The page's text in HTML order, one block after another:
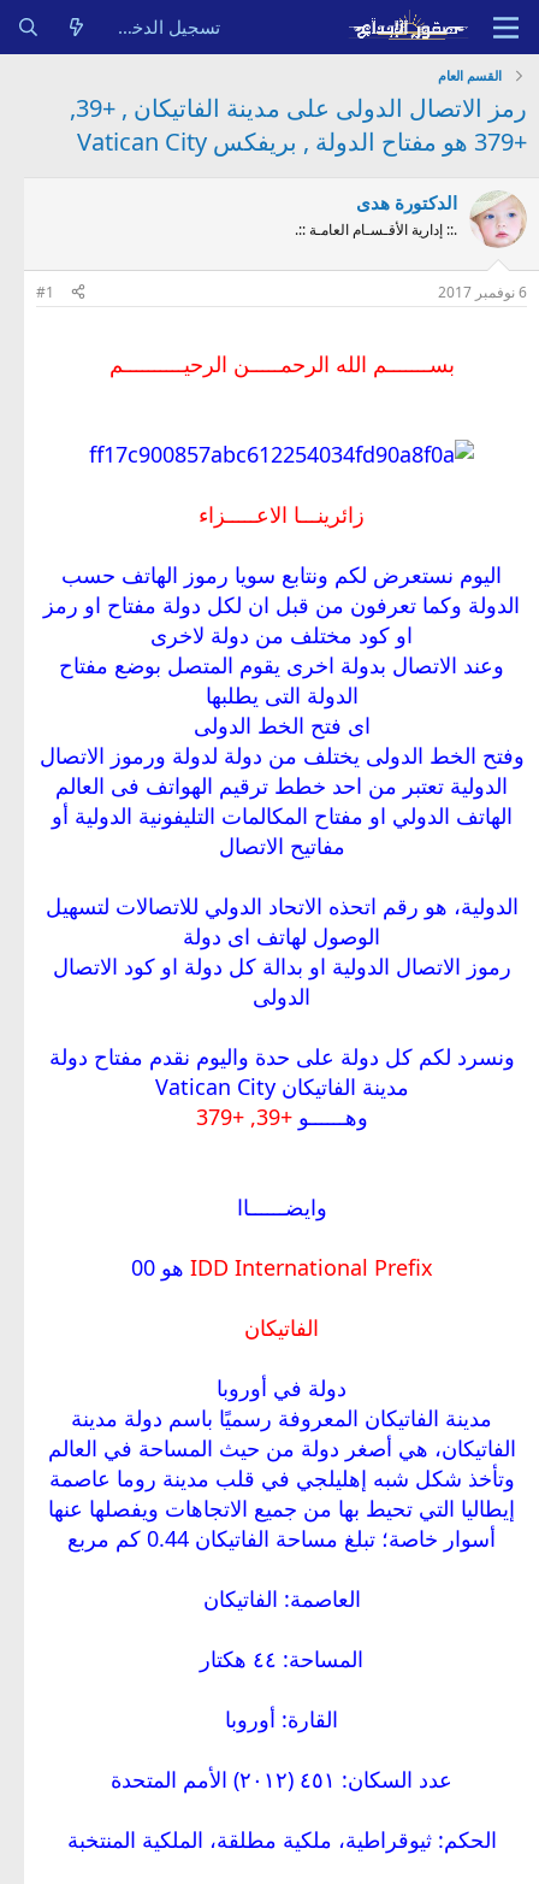
تسجيل الدخول
القسم العام
رمز الاتصال الدولى على مدينة الفاتيكان , +39,
+379 هو مفتاح الدولة , بريفكس Vatican City
الدكتورة هدى
.:: إدارية الأقـسـام العامـة ::.
6 نوفمبر 2017 #1
بســـــــم الله الرحمـــــن الرحيــــــــــم
زائرينـــا الاعـــــزاء
اليوم نستعرض لكم ونتابع سويا رموز الهاتف حسب
الدولة وكما تعرفون من قبل ان لكل دولة مفتاح او رمز
او كود مختلف من دولة لاخرى
وعند الاتصال بدولة اخرى يقوم المتصل بوضع مفتاح
الدولة التى يطلبها
اى فتح الخط الدولى
وفتح الخط الدولى يختلف من دولة لدولة ورموز الاتصال
الدولية تعتبر من احد خطط ترقيم الهواتف فى العالم
الهاتف الدولي او مفتاح المكالمات التليفونية الدولية أو
مفاتيح الاتصال
الدولية، هو رقم اتحذه الاتحاد الدولي للاتصالات لتسهيل
الوصول لهاتف اى دولة
رموز الاتصال الدولية او بدالة كل دولة او كود الاتصال
الدولى
ونسرد لكم كل دولة على حدة واليوم نقدم مفتاح دولة
مدينة الفاتيكان Vatican City
وهــــــو+39, +379
وايضــــــاا
IDD International Prefix هو 00
الفاتيكان
دولة في أوروبا
مدينة الفاتيكان المعروفة رسميًا باسم دولة مدينة
الفاتيكان، هي أصغر دولة من حيث المساحة في العالم
وتأخذ شكل شبه إهليلجي في قلب مدينة روما عاصمة
إيطاليا التي تحيط بها من جميع الاتجاهات ويفصلها عنها
أسوار خاصة؛ تبلغ مساحة الفاتيكان 0.44 كم مربع
العاصمة: الفاتيكان
المساحة: ٤٤ هكتار
القارة: أوروبا
عدد السكان: ٤٥١ (٢٠١٢) الأمم المتحدة
الحكم: ثيوقراطية، ملكية مطلقة، الملكية المنتخبة